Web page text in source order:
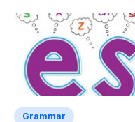
Grammar